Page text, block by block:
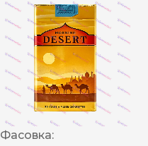
Фасовка: